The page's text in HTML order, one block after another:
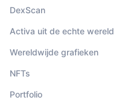
DexScan
Activa uit de echte wereld
Wereldwijde grafieken
NFTs
Portfolio